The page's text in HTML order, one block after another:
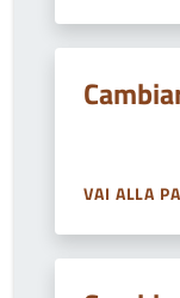
VAI ALLA